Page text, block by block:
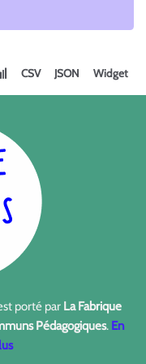
CSV JSON Widget
porté par La Fabrique
Pédagogiques. En